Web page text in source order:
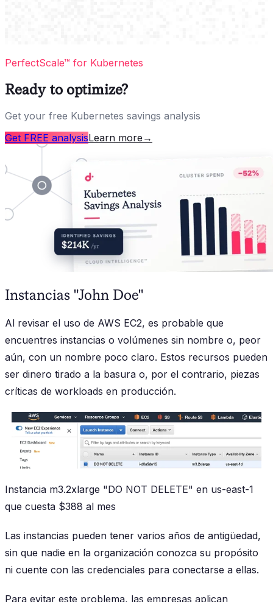
PerfectScale™ for Kubernetes
Ready to optimize?
Get your free Kubernetes savings analysis
Get FREE analysisLearn more →
Instancias "John Doe"
Al revisar el uso de AWS EC2, es probable que
encuentres instancias o volúmenes sin nombre o, peor
aún, con un nombre poco claro. Estos recursos pueden
ser dinero tirado a la basura o, por el contrario, piezas
críticas de workloads en producción.
Instancia m3.2xlarge "DO NOT DELETE" en us-east-1
que cuesta $388 al mes
Las instancias pueden tener varios años de antigüedad,
sin que nadie en la organización conozca su propósito
ni cuente con las credenciales para conectarse a ellas.
Para evitar este problema, las empresas aplican